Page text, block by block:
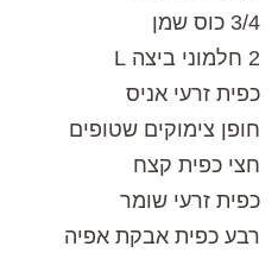
3/4 כוס שמן
2 חלמוני ביצה L
כפית זרעי אניס
חופן צימוקים שטופים
חצי כפית קצח
כפית זרעי שומר
רבע כפית אבקת אפיה